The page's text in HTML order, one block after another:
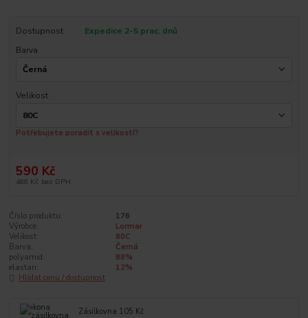
Dostupnost
Expedice 2-5 prac. dnů
Barva
Velikost
Potřebujete poradit s velikostí?
590 Kč
488 Kč bez DPH
Číslo produktu:
176
Výrobce:
Lormar
Velikost:
80C
Barva:
Černá
polyamid:
88%
elastan:
12%
Hlídat cenu / dostupnost
Zásilkovna 105 Kč